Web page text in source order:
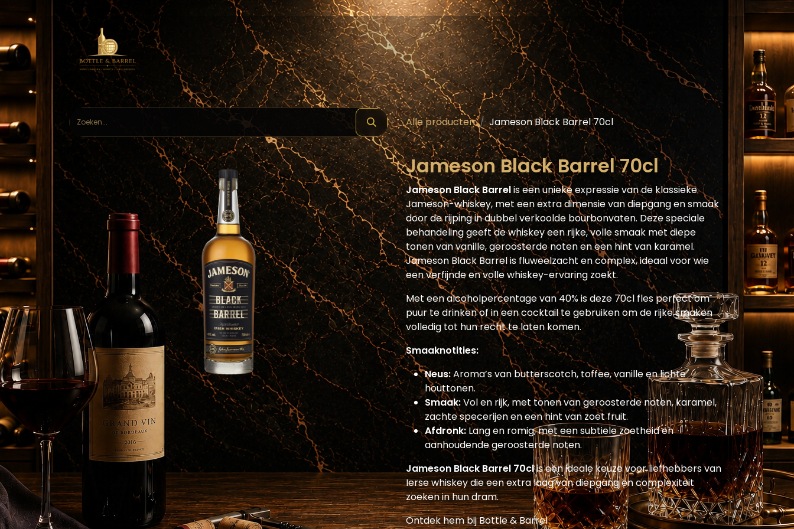
Home Webshop Schilde ( Wines & Spirits ) Masterclass Assortiment Blog Horecaplatform
Alle producten Jameson Black Barrel 70cl
Jameson Black Barrel 70cl
Jameson Black Barrelis een unieke expressie van de klassieke
Jameson-whiskey, met een extra dimensie van diepgang en smaak
door de rijping in dubbel verkoolde bourbonvaten. Deze speciale
behandeling geeft de whiskey een rijke, volle smaak met diepe
tonen van vanille, geroosterde noten en een hint van karamel.
Jameson Black Barrel is fluweelzacht en complex, ideaal voor wie
een verfijnde en volle whiskey-ervaring zoekt.
Met een alcoholpercentage van 40% is deze 70cl fles perfect om
puur te drinken of in een cocktail te gebruiken om de rijke smaken
volledig tot hun recht te laten komen.
Smaaknotities:
Neus:Aroma’s van butterscotch, toffee, vanille en lichte
houttonen.
Smaak:Vol en rijk, met tonen van geroosterde noten, karamel,
zachte specerijen en een hint van zoet fruit.
Afdronk: Lang en romig, met een subtiele zoetheid en
aanhoudende geroosterde noten.
Jameson Black Barrel 70clis een ideale keuze voor liefhebbers van
Ierse whiskey die een extra laag van diepgang en complexiteit
zoeken in hun dram.
Ontdek hem bij Bottle & Barrel